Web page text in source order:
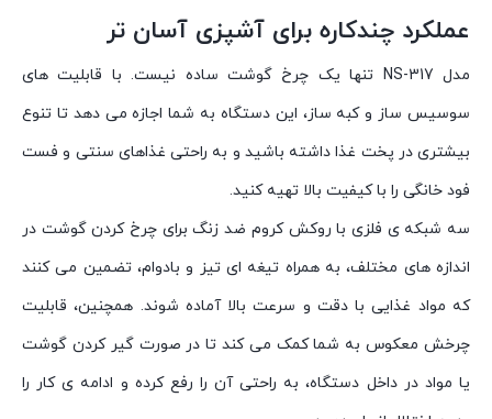
عملکرد چندکاره برای آشپزی آسان تر
مدل NS-317 تنها یک چرخ گوشت ساده نیست. با قابلیت های
سوسیس ساز و کبه ساز، این دستگاه به شما اجازه می دهد تا تنوع
بیشتری در پخت غذا داشته باشید و به راحتی غذاهای سنتی و فست
فود خانگی را با کیفیت بالا تهیه کنید.
سه شبکه ی فلزی با روکش کروم ضد زنگ برای چرخ کردن گوشت در
اندازه های مختلف، به همراه تیغه ای تیز و بادوام، تضمین می کنند
که مواد غذایی با دقت و سرعت بالا آماده شوند. همچنین، قابلیت
چرخش معکوس به شما کمک می کند تا در صورت گیر کردن گوشت
یا مواد در داخل دستگاه، به راحتی آن را رفع کرده و ادامه ی کار را